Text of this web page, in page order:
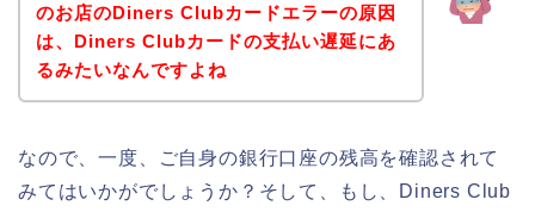
のお店のDiners Clubカードエラーの原因
は、Diners Clubカードの支払い遅延にあ
るみたいなんですよね
なので、一度、ご自身の銀行口座の残高を確認されて
みてはいかがでしょうか？そして、もし、Diners Club